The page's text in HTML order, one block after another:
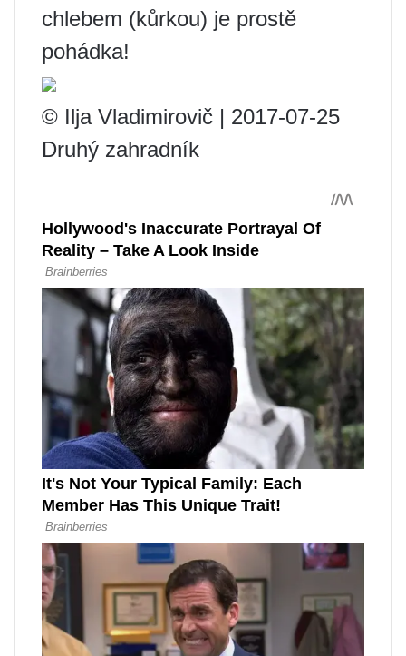
chlebem (kůrkou) je prostě
pohádka!
© Ilja Vladimirovič | 2017-07-25
Druhý zahradník